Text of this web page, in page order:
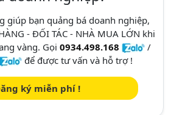
giúp bạn quảng bá doanh nghiệp,
- ĐỐI TÁC - NHÀ MUA LỚN khi
vàng. Gọi 0934.498.168
/
để được tư vấn và hỗ trợ !
ký miễn phí !